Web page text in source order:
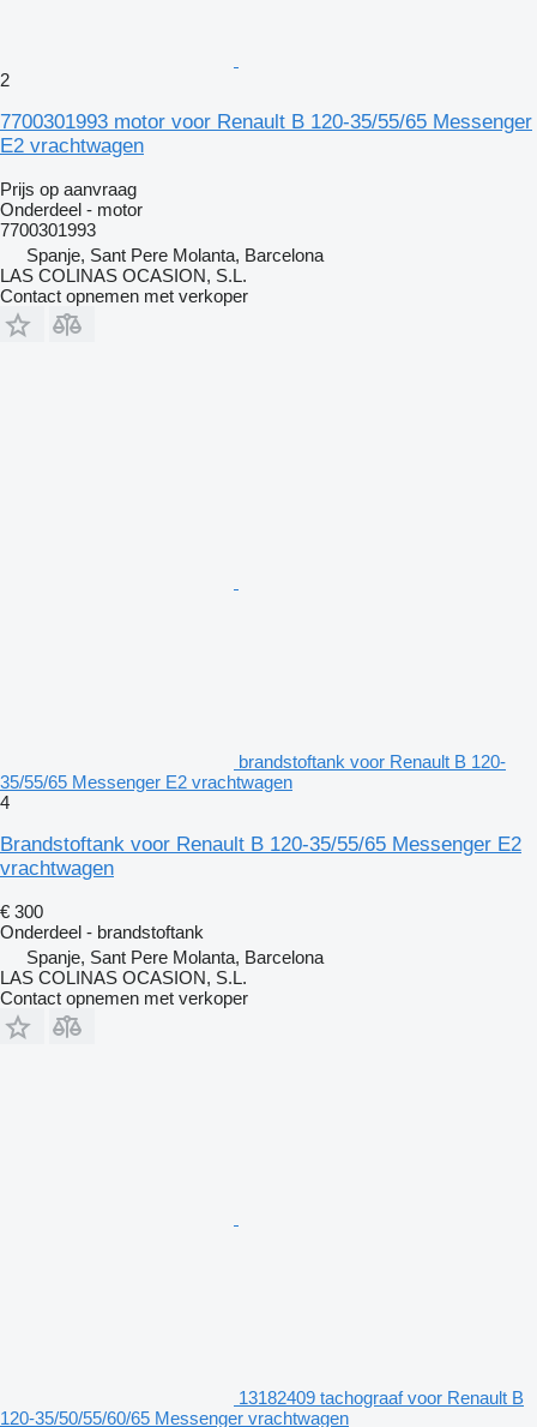
2
7700301993 motor voor Renault B 120-35/55/65 Messenger
E2 vrachtwagen
Prijs op aanvraag
Onderdeel - motor
7700301993
Spanje, Sant Pere Molanta, Barcelona
LAS COLINAS OCASION, S.L.
Contact opnemen met verkoper
brandstoftank voor Renault B 120-
35/55/65 Messenger E2 vrachtwagen
4
Brandstoftank voor Renault B 120-35/55/65 Messenger E2
vrachtwagen
€ 300
Onderdeel - brandstoftank
Spanje, Sant Pere Molanta, Barcelona
LAS COLINAS OCASION, S.L.
Contact opnemen met verkoper
13182409 tachograaf voor Renault B
120-35/50/55/60/65 Messenger vrachtwagen